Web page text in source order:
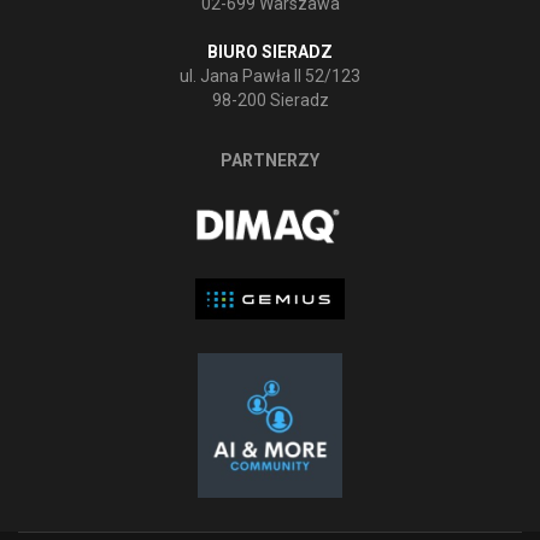
02-699 Warszawa
BIURO SIERADZ
ul. Jana Pawła II 52/123
98-200 Sieradz
PARTNERZY